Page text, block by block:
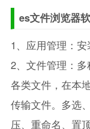
es文件浏览器
1、应用管理：
2、文件管理：
各类文件，在本
传输文件。多选
压、重命名、置